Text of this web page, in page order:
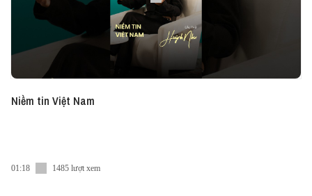
Niềm tin Việt Nam
01:18 1485 lượt xem